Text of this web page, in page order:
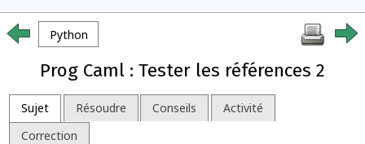
Python
Prog Caml : Tester les références 2
Sujet Résoudre Conseils
Activité
Correction